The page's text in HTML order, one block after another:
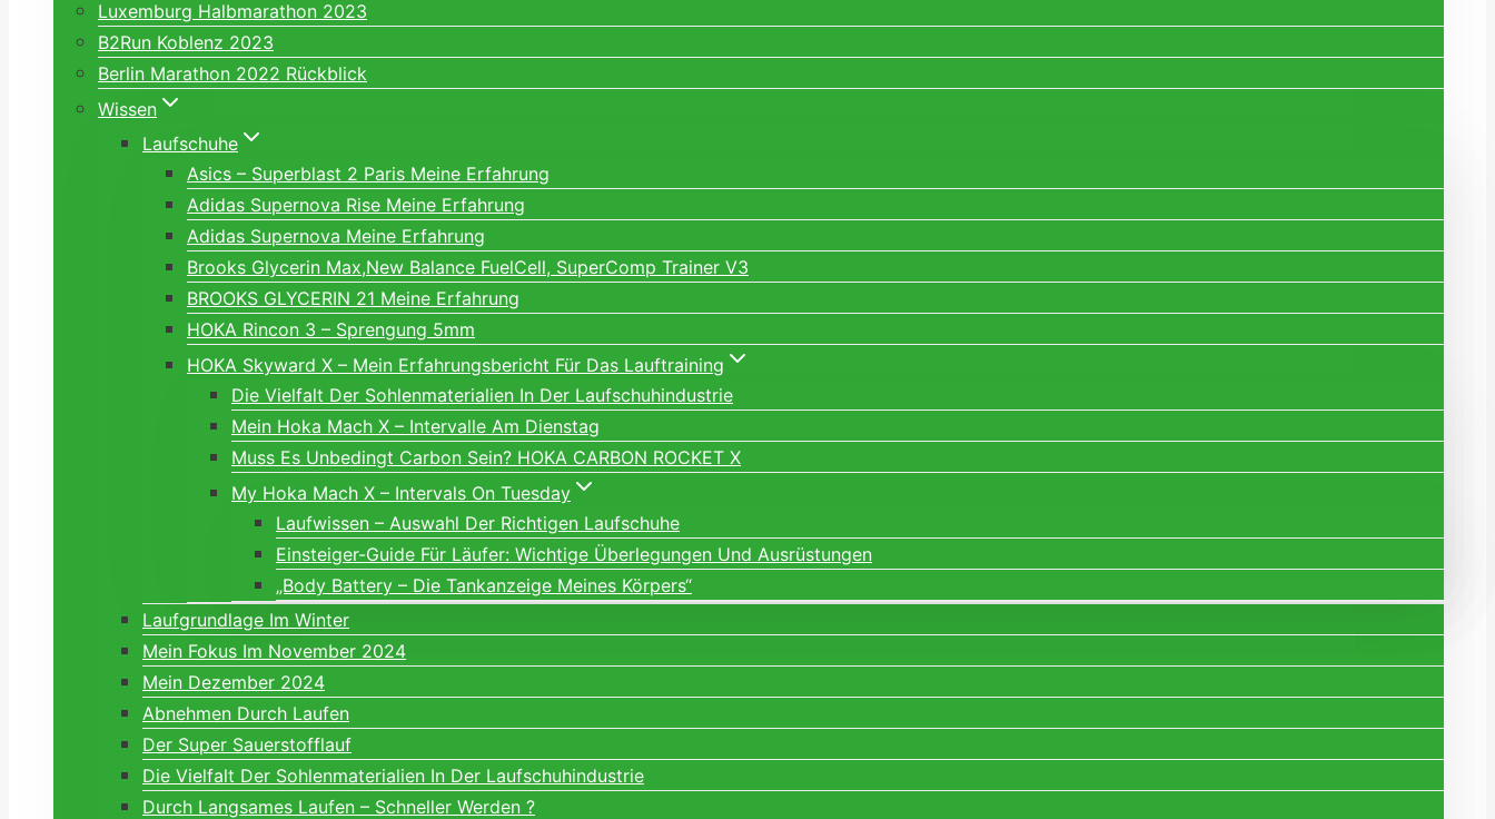
Luxemburg Halbmarathon 2023
B2Run Koblenz 2023
Berlin Marathon 2022 Rückblick
Wissen
Laufschuhe
Asics – Superblast 2 Paris Meine Erfahrung
Adidas Supernova Rise Meine Erfahrung
Adidas Supernova Meine Erfahrung
Brooks Glycerin Max,New Balance FuelCell, SuperComp Trainer V3
BROOKS GLYCERIN 21 Meine Erfahrung
HOKA Rincon 3 – Sprengung 5mm
HOKA Skyward X – Mein Erfahrungsbericht Für Das Lauftraining
Die Vielfalt Der Sohlenmaterialien In Der Laufschuhindustrie
Mein Hoka Mach X – Intervalle Am Dienstag
Muss Es Unbedingt Carbon Sein? HOKA CARBON ROCKET X
My Hoka Mach X – Intervals On Tuesday
Laufwissen – Auswahl Der Richtigen Laufschuhe
Einsteiger-Guide Für Läufer: Wichtige Überlegungen Und Ausrüstungen
„Body Battery – Die Tankanzeige Meines Körpers“
Laufgrundlage Im Winter
Mein Fokus Im November 2024
Mein Dezember 2024
Abnehmen Durch Laufen
Der Super Sauerstofflauf
Die Vielfalt Der Sohlenmaterialien In Der Laufschuhindustrie
Durch Langsames Laufen – Schneller Werden ?